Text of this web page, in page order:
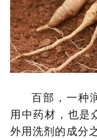
百部，一种
用中药材，也是
外用洗剂的成分